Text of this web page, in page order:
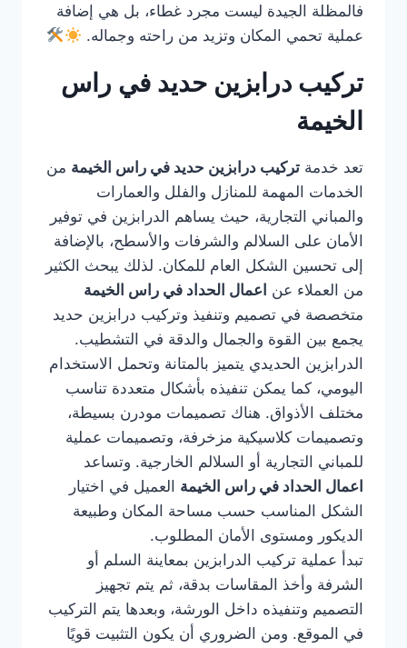
فالمظلة الجيدة ليست مجرد غطاء، بل هي إضافة
عملية تحمي المكان وتزيد من راحته وجماله.
تركيب درابزين حديد في راس
الخيمة
تعد خدمة تركيب درابزين حديد في راس الخيمة من
الخدمات المهمة للمنازل والفلل والعمارات
والمباني التجارية، حيث يساهم الدرابزين في توفير
الأمان على السلالم والشرفات والأسطح، بالإضافة
إلى تحسين الشكل العام للمكان. لذلك يبحث الكثير
من العملاء عن اعمال الحداد في راس الخيمة
متخصصة في تصميم وتنفيذ وتركيب درابزين حديد
يجمع بين القوة والجمال والدقة في التشطيب.
الدرابزين الحديدي يتميز بالمتانة وتحمل الاستخدام
اليومي، كما يمكن تنفيذه بأشكال متعددة تناسب
مختلف الأذواق. هناك تصميمات مودرن بسيطة،
وتصميمات كلاسيكية مزخرفة، وتصميمات عملية
للمباني التجارية أو السلالم الخارجية. وتساعد
اعمال الحداد في راس الخيمة العميل في اختيار
الشكل المناسب حسب مساحة المكان وطبيعة
الديكور ومستوى الأمان المطلوب.
تبدأ عملية تركيب الدرابزين بمعاينة السلم أو
الشرفة وأخذ المقاسات بدقة، ثم يتم تجهيز
التصميم وتنفيذه داخل الورشة، وبعدها يتم التركيب
في الموقع. ومن الضروري أن يكون التثبيت قويًا